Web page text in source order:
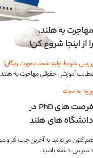
مهاجرت به هلند،
را از اینجا شروع کن!
بررسی شرایط اولیه شما، بصورت رایگان!
مطالب آموزشی حقوقیمهاجرت به هلند
ورود به مجله
فرصت های PhD در
دانشگاه های هلند
دسترسی داشته باشید.